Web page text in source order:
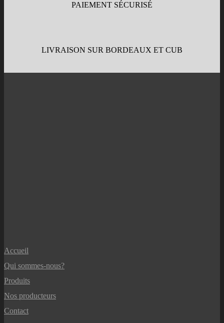
PAIEMENT SÉCURISÉ
LIVRAISON SUR BORDEAUX ET CUB
Accueil
Qui sommes-nous?
Produits
Nos producteurs
Contact